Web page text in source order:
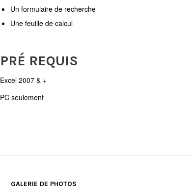
Un formulaire de recherche
Une feuille de calcul
PRÉ REQUIS
Excel 2007 & +
PC seulement
GALERIE DE PHOTOS